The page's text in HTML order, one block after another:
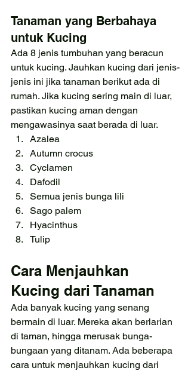
Tanaman yang Berbahaya
untuk Kucing
Ada 8 jenis tumbuhan yang beracun
untuk kucing. Jauhkan kucing dari jenis-
jenis ini jika tanaman berikut ada di
rumah. Jika kucing sering main di luar,
pastikan kucing aman dengan
mengawasinya saat berada di luar.
Azalea
Autumn crocus
Cyclamen
Dafodil
Semua jenis bunga lili
Sago palem
Hyacinthus
Tulip
Cara Menjauhkan
Kucing dari Tanaman
Ada banyak kucing yang senang
bermain di luar. Mereka akan berlarian
di taman, hingga merusak bunga-
bungaan yang ditanam. Ada beberapa
cara untuk menjauhkan kucing dari